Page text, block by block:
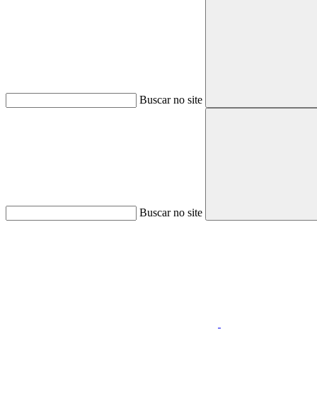
Buscar no site
Buscar no site